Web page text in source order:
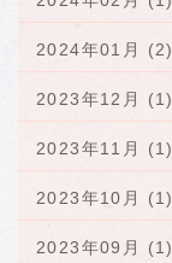
2024年01月 (2)
2023年12月 (1)
2023年11月 (1)
2023年10月 (1)
2023年09月 (1)